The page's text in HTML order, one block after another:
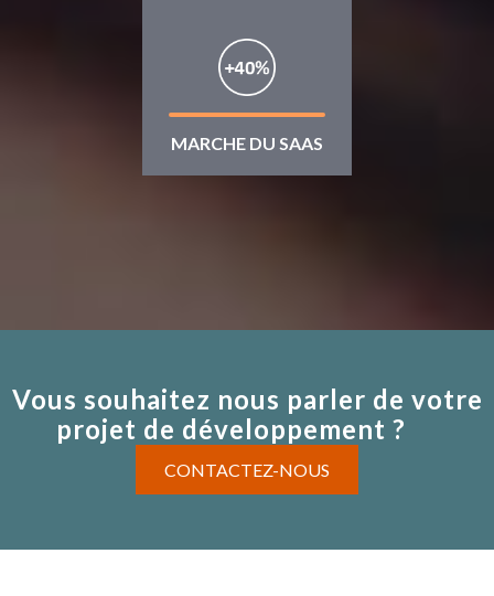
MARCHE DU SAAS
Vous souhaitez nous parler de votre
projet de développement ?
CONTACTEZ-NOUS